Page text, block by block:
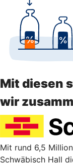
Mit diesen
wir
Mit rund 6,5
Schwäbisch Hall